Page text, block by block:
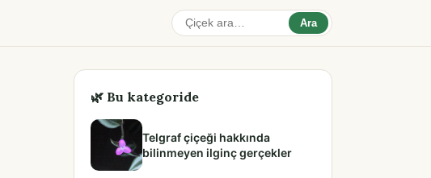
Ara
🌿 Bu kategoride
Telgraf çiçeği hakkında
bilinmeyen ilginç gerçekler